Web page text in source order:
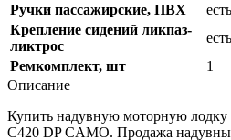
Ручки пассажирские, ПВХ
есть
Крепление сидений ликпаз-
ликтрос
есть
Ремкомплект, шт
1
Описание
Купить надувную моторную
С420 DP CAMO. Продажа